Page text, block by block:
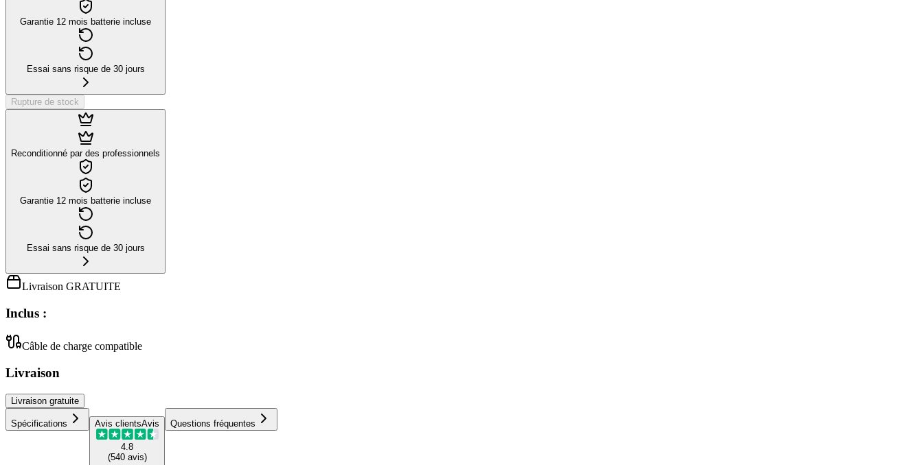
Garantie 12 mois batterie incluse
Essai sans risque de 30 jours
Rupture de stock
Reconditionné par des professionnels
Garantie 12 mois batterie incluse
Essai sans risque de 30 jours
Livraison GRATUITE
Inclus :
Câble de charge compatible
Livraison
Livraison gratuite
Spécifications Avis clientsAvis
4.8
(540 avis)
Questions fréquentes